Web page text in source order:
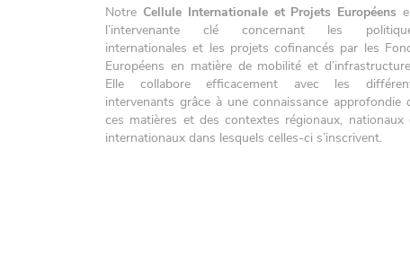
Notre Cellule Internationale et Projets Européens
l’intervenante clé concernant les
internationales et les projets cofinancés par les
Européens en matière de mobilité et
Elle collabore efficacement avec les
intervenants grâce à une connaissance approfondie
ces matières et des contextes régionaux, nationaux
internationaux dans lesquels celles-ci s’inscrivent.